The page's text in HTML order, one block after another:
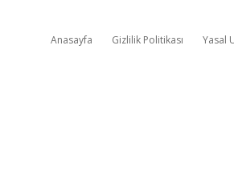
Anasayfa Gizlilik Politikası Yasal